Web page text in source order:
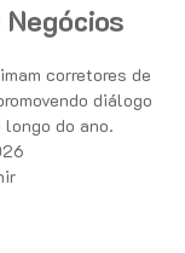
corretores de
diálogo
do ano.